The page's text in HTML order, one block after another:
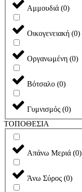
Αμμουδιά (0)
Οικογενειακή (0)
Οργανωμένη (0)
Βότσαλο (0)
Γυμνισμός (0)
ΤΟΠΟΘΕΣΙΑ
Απάνω Μεριά (0)
Άνω Σύρος (0)